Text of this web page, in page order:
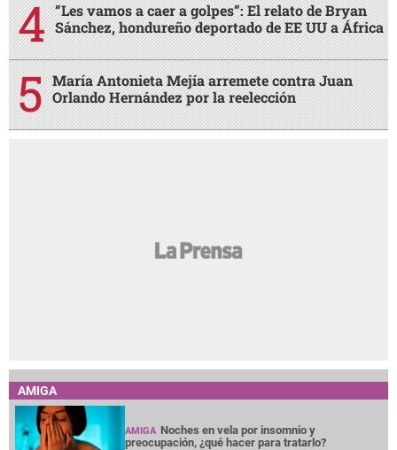
“Les vamos a caer a golpes”: El relato de Bryan
Sánchez, hondureño deportado de EE UU a África
María Antonieta Mejía arremete contra Juan
Orlando Hernández por la reelección
AMIGA
AMIGA Noches en vela por insomnio y
preocupación, ¿qué hacer para tratarlo?